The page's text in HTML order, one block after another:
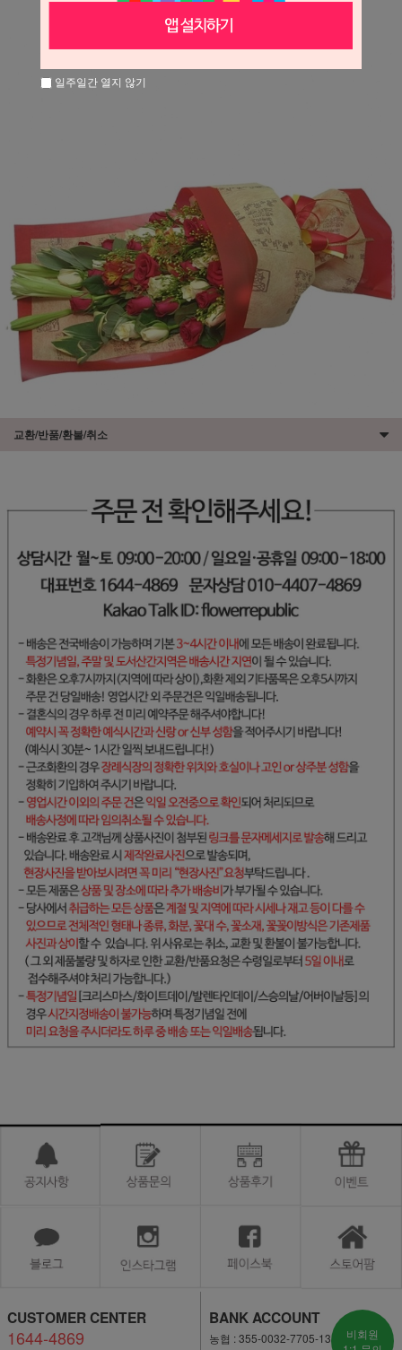
교환/반품/환불/취소
CUSTOMER CENTER
1644-4869
BANK ACCOUNT
농협 : 355-0032-7705-13
비회원
일주일간 열지 않기